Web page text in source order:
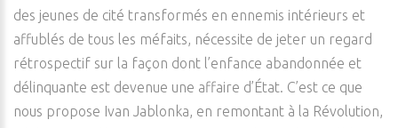
des jeunes de cité transformés en ennemis intérieurs et
affublés de tous les méfaits, nécessite de jeter un regard
rétrospectif sur la façon dont l’enfance abandonnée et
délinquante est devenue une affaire d’État. C’est ce que
nous propose Ivan Jablonka, en remontant à la Révolution,